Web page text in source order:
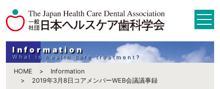
Information
What is health care treatment?
HOME
Information
2019年3月8日コアメンバーWEB会議議事録